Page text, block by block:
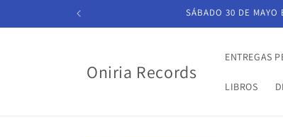
al contenido
SÁBADO 30 DE MAYO
Oniria Records
ENTREGAS
LIBROS